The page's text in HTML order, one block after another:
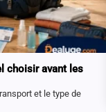
choisir avant les
et le type de